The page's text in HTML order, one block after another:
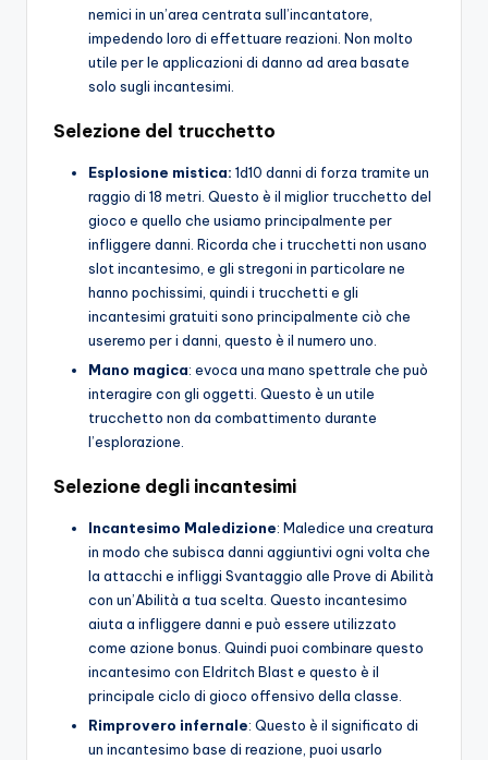
nemici in un’area centrata sull’incantatore,
impedendo loro di effettuare reazioni. Non molto
utile per le applicazioni di danno ad area basate
solo sugli incantesimi.
Selezione del trucchetto
Esplosione mistica: 1d10 danni di forza tramite un
raggio di 18 metri. Questo è il miglior trucchetto del
gioco e quello che usiamo principalmente per
infliggere danni. Ricorda che i trucchetti non usano
slot incantesimo, e gli stregoni in particolare ne
hanno pochissimi, quindi i trucchetti e gli
incantesimi gratuiti sono principalmente ciò che
useremo per i danni, questo è il numero uno.
Mano magica: evoca una mano spettrale che può
interagire con gli oggetti. Questo è un utile
trucchetto non da combattimento durante
l’esplorazione.
Selezione degli incantesimi
Incantesimo Maledizione: Maledice una creatura
in modo che subisca danni aggiuntivi ogni volta che
la attacchi e infliggi Svantaggio alle Prove di Abilità
con un’Abilità a tua scelta. Questo incantesimo
aiuta a infliggere danni e può essere utilizzato
come azione bonus. Quindi puoi combinare questo
incantesimo con Eldritch Blast e questo è il
principale ciclo di gioco offensivo della classe.
Rimprovero infernale: Questo è il significato di
un incantesimo base di reazione, puoi usarlo